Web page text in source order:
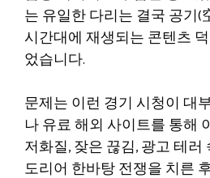
는 유일한 다리는 결국 공기(
시간대에 재생되는 콘텐츠
었습니다.
문제는 이런 경기 시청이 대
나 유료 해외 사이트를 통해
저화질, 잦은 끊김, 광고 테
도리어 한바탕 전쟁을 치른